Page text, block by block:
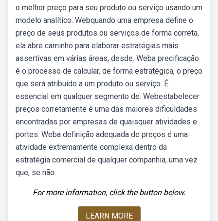
o melhor preço para seu produto ou serviço usando um
modelo analítico. Webquando uma empresa define o
preço de seus produtos ou serviços de forma correta,
ela abre caminho para elaborar estratégias mais
assertivas em várias áreas, desde. Weba precificação
é o processo de calcular, de forma estratégica, o preço
que será atribuído a um produto ou serviço. É
essencial em qualquer segmento de. Webestabelecer
preços corretamente é uma das maiores dificuldades
encontradas por empresas de quaisquer atividades e
portes. Weba definição adequada de preços é uma
atividade extremamente complexa dentro da
estratégia comercial de qualquer companhia, uma vez
que, se não.
For more information, click the button below.
LEARN MORE